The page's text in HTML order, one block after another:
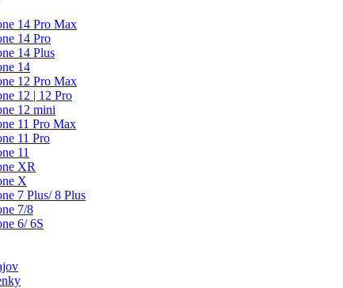
14 Pro Max
14 Pro
14 Plus
14
12 Pro Max
12 | 12 Pro
12 mini
11 Pro Max
11 Pro
11
XR
X
7 Plus/ 8 Plus
7/8
6/ 6S